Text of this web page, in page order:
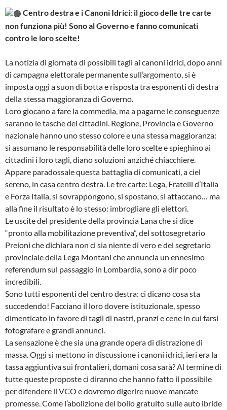
Centro destra e i Canoni Idrici: il gioco delle tre carte
non funziona più! Sono al Governo e fanno comunicati
contro le loro scelte!
La notizia di giornata di possibili tagli ai canoni idrici, dopo anni
di campagna elettorale permanente sull’argomento, si è
imposta oggi a suon di botta e risposta tra esponenti di destra
della stessa maggioranza di Governo.
Loro giocano a fare la commedia, ma a pagarne le conseguenze
saranno le tasche dei cittadini. Regione, Provincia e Governo
nazionale hanno uno stesso colore e una stessa maggioranza:
si assumano le responsabilità delle loro scelte e spieghino ai
cittadini i loro tagli, diano soluzioni anziché chiacchiere.
Appare paradossale questa battaglia di comunicati, a ciel
sereno, in casa centro destra. Le tre carte: Lega, Fratelli d’Italia
e Forza Italia, si sovrappongono, si spostano, si attaccano… ma
alla fine il risultato è lo stesso: imbrogliare gli elettori.
Le uscite del presidente della provincia Lana che si dice
“pronto alla mobilitazione preventiva”, del sottosegretario
Preioni che dichiara non ci sia niente di vero e del segretario
provinciale della Lega Montani che annuncia un ennesimo
referendum sul passaggio in Lombardia, sono a dir poco
incredibili.
Sono tutti esponenti del centro destra: ci dicano cosa sta
succedendo! Facciano il loro dovere istituzionale, spesso
dimenticato in favore di tagli di nastri, pranzi e cene in cui farsi
fotografare e grandi annunci.
La sensazione è che sia una grande opera di distrazione di
massa. Oggi si mettono in discussione i canoni idrici, ieri era la
tassa aggiuntiva sui frontalieri, domani cosa sarà? Al termine di
tutte queste proposte ci diranno che hanno fatto il possibile
per difendere il VCO e dovremo digerire nuove mancate
promesse. Come l’abolizione del bollo gratuito sulle auto ibride